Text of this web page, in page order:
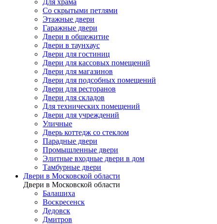
Для храма
Со скрытыми петлями
Этажные двери
Гаражные двери
Двери в общежитие
Двери в таунхаус
Двери для гостиниц
Двери для кассовых помещений
Двери для магазинов
Двери для подсобных помещений
Двери для ресторанов
Двери для складов
Для технических помещений
Двери для учреждений
Уличные
Дверь коттедж со стеклом
Парадные двери
Промышленные двери
Элитные входные двери в дом
Тамбурные двери
Двери в Московской области
Двери в Московской области
Балашиха
Воскресенск
Дедовск
Дмитров